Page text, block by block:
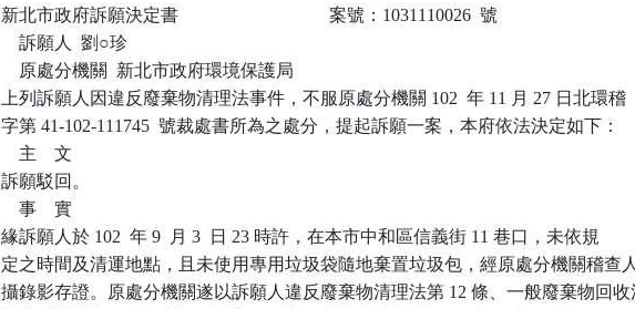
新北市政府訴願決定書                                  案號：1031110026  號
    訴願人  劉○珍
    原處分機關  新北市政府環境保護局
上列訴願人因違反廢棄物清理法事件，不服原處分機關 102  年 11 月 27 日北環稽
字第 41-102-111745  號裁處書所為之處分，提起訴願一案，本府依法決定如下：
    主    文
訴願駁回。
    事    實
緣訴願人於 102  年 9  月 3  日 23 時許，在本市中和區信義街 11 巷口，未依規
定之時間及清運地點，且未使用專用垃圾袋隨地棄置垃圾包，經原處分機關稽查
攝錄影存證。原處分機關遂以訴願人違反廢棄物清理法第 12 條、一般廢棄物回收